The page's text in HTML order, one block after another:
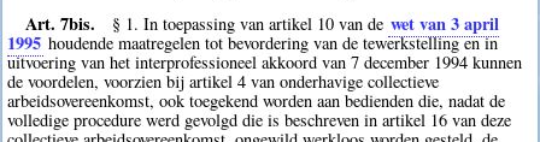
Art. 7bis. § 1. In toepassing van artikel 10 van de wet van 3 april
1995 houdende maatregelen tot bevordering van de tewerkstelling en in
uitvoering van het interprofessioneel akkoord van 7 december 1994 kunnen
de voordelen, voorzien bij artikel 4 van onderhavige collectieve
arbeidsovereenkomst, ook toegekend worden aan bedienden die, nadat de
volledige procedure werd gevolgd die is beschreven in artikel 16 van deze